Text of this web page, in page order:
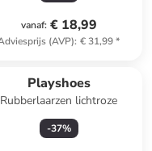
vanaf: € 18,99
(AVP): € 31,99*
Playshoes
Rubberlaarzen lichtroze
-37%